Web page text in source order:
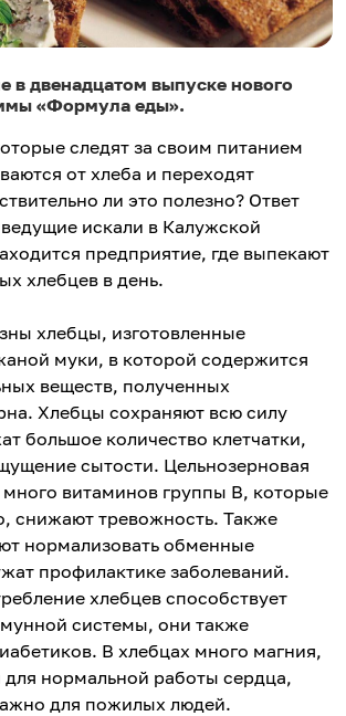
в двенадцатом выпуске нового
«Формула еды».
следят за своим питанием
от хлеба и переходят
ли это полезно? Ответ
искали в Калужской
предприятие, где выпекают
хлебцев в день.
хлебцы, изготовленные
муки, в которой содержится
веществ, полученных
Хлебцы сохраняют всю силу
большое количество клетчатки,
сытости. Цельнозерновая
витаминов группы В, которые
снижают тревожность. Также
нормализовать обменные
профилактике заболеваний.
хлебцев способствует
системы, они также
В хлебцах много магния,
нормальной работы сердца,
для пожилых людей.